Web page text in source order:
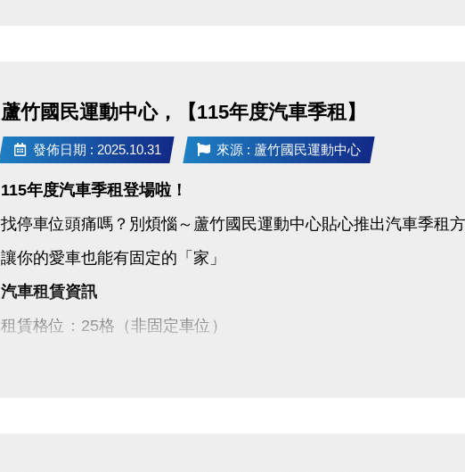
#桃園市政府體育局 #封王同樂 #運動中心優惠 #全民運動
蘆竹國民運動中心，【115年度汽車季租】
發佈日期 : 2025.10.31 來源 : 蘆竹國民運動中心
115年度汽車季租登場啦！
找停車位頭痛嗎？別煩惱～蘆竹國民運動中心貼心推出汽車季租
讓你的愛車也能有固定的「家」
汽車租賃資訊
租賃格位：25格（非固定車位）